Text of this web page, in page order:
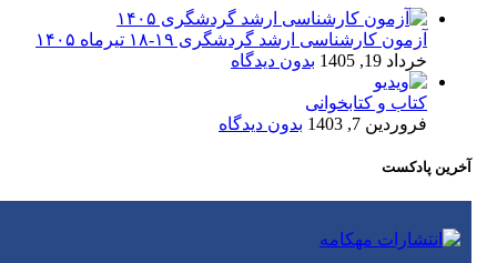
آزمون کارشناسی ارشد گردشگری ۱۹-۱۸ تیرماه ۱۴۰۵
خرداد 19, 1405
بدون دیدگاه
کتاب و کتابخوانی
فروردین 7, 1403
بدون دیدگاه
آخرین پادکست